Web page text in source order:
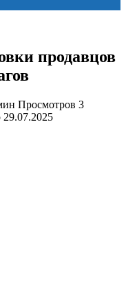
продавцов
Просмотров 3
29.07.2025